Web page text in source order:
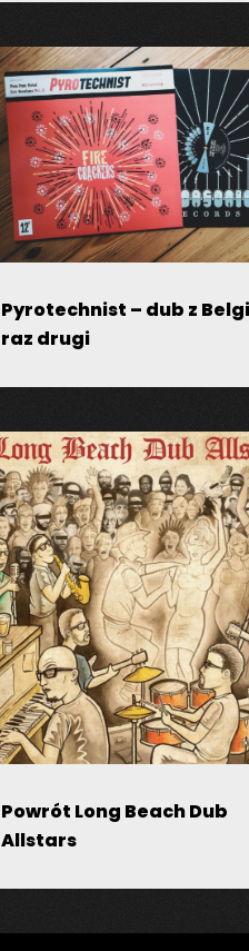
Twój adres email nie zostanie
Zapamiętaj moje dane w
Pyrotechnist – dub z
raz drugi
Powrót Long Beach Dub
Allstars